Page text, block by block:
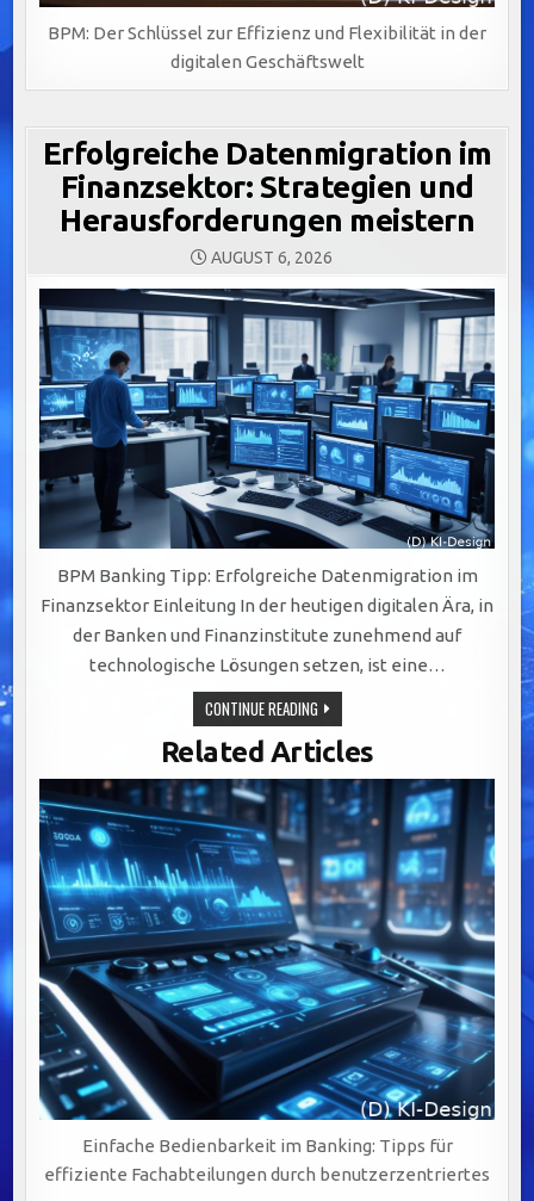
BPM: Der Schlüssel zur Effizienz und Flexibilität in der
digitalen Geschäftswelt
Erfolgreiche Datenmigration im
Finanzsektor: Strategien und
Herausforderungen meistern
AUGUST 6, 2026
BPM Banking Tipp: Erfolgreiche Datenmigration im
Finanzsektor Einleitung In der heutigen digitalen Ära, in
der Banken und Finanzinstitute zunehmend auf
technologische Lösungen setzen, ist eine…
CONTINUE READINGERFOLGREICHE
DATENMIGRATION
IM
FINANZSEKTOR:
STRATEGIEN
UND
HERAUSFORDERUNGEN
MEISTERN
Related Articles
Einfache Bedienbarkeit im Banking: Tipps für
effiziente Fachabteilungen durch benutzerzentriertes